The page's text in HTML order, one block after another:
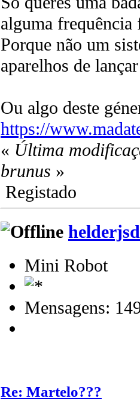
alguma
Porque não um
aparelhos de
Ou algo deste
https://
« Última
brunus »
Registado
helderjsd
Mini Robot
Mensagens:
Re: Martelo???